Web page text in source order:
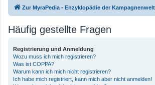
Zur MyraPedia - Enzyklopädie der Kampagnenwelt
Häufig gestellte Fragen
Registrierung und Anmeldung
Wozu muss ich mich registrieren?
Was ist COPPA?
Warum kann ich mich nicht registrieren?
Ich habe mich registriert, kann mich aber nicht anmelden!